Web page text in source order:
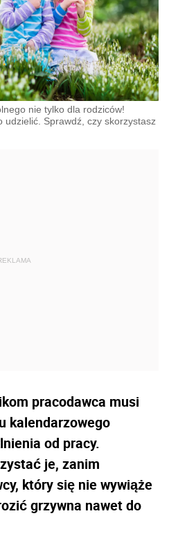
nie tylko dla rodziców!
udzielić. Sprawdź, czy skorzystasz
pracodawca musi
kalendarzowego
od pracy.
je, zanim
który się nie wywiąże
grzywna nawet do